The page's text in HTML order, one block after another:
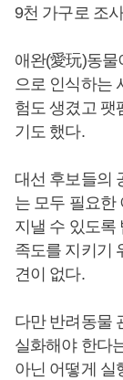
9천 가구로 조
애완(愛玩)동
으로 인식하는
험도 생겼고 팻
기도 했다.
대선 후보들의
는 모두 필요한
지낼 수 있도록
족도를 지키기
견이 없다.
다만 반려동물
실화해야 한다
아닌 어떻게 실